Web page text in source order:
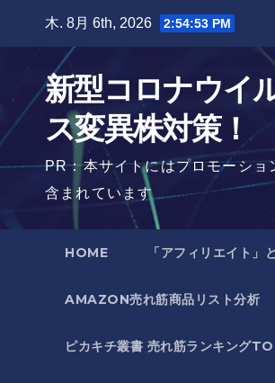
木. 8月 6th, 2026 2:54:54 PM
新型コロナウイ
ス変異株対策！
PR：本サイトにはプロモーショ
含まれています
HOME 「アフィリエイト」
AMAZON売れ筋商品リスト分析
ピカキチ叢書 売れ筋ランキング